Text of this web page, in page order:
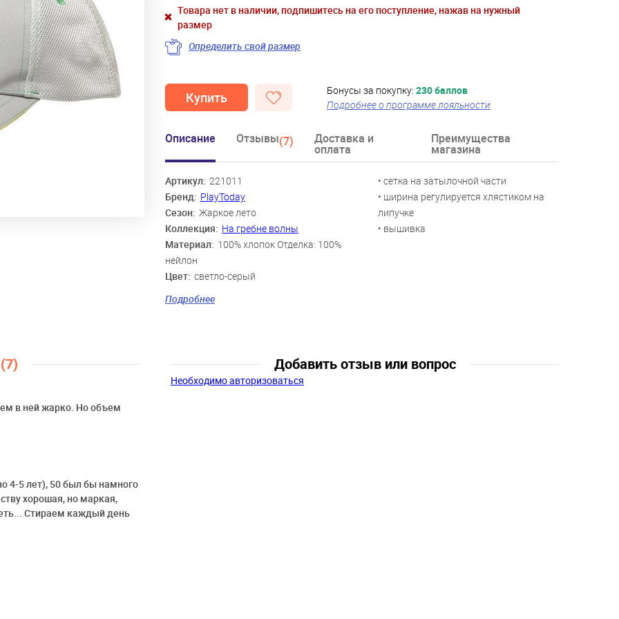
Товара нет в наличии, подпишитесь на его поступление, нажав на нужный
размер
Определить свой размер
Бонусы за покупку: 230 баллов
Подробнее о программе лояльности
Купить
Описание Отзывы(7) Доставка и
оплата
Преимущества
магазина
Артикул: 221011
Бренд: PlayToday
Сезон: Жаркое лето
Коллекция: На гребне волны
Материал: 100% хлопок Отделка: 100%
нейлон
Цвет: светло-серый
Скидка:
Пол: Мальчики
Подробнее
• сетка на затылочной части
• ширина регулируется хлястиком на
липучке
• вышивка
(7)
в ней жарко. Но объем
4-5 лет), 50 был бы намного
хорошая, но маркая,
Стираем каждый день
Добавить отзыв или вопрос
Необходимо авторизоваться